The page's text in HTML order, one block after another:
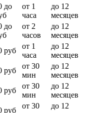
до
от 1
часа
до 12
месяцев
до
от 2
часов
до 12
месяцев
руб
от 1
часа
до 12
месяцев
руб
от 30
мин
до 12
месяцев
руб
от 30
мин
до 12
месяцев
руб
от 30
до 12